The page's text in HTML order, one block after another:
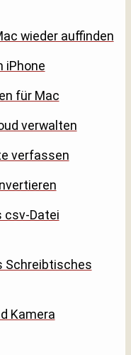
wieder auffinden
iPhone
für Mac
verwalten
verfassen
csv-Datei
Schreibtisches
Kamera